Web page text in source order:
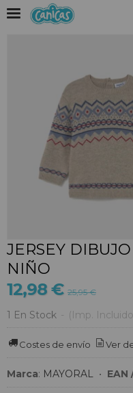
JERSEY
NIÑO
12,98 € 25,95 €
1 En Stock - (Imp.
Costes de envío Ver
Marca: MAYORAL • EAN